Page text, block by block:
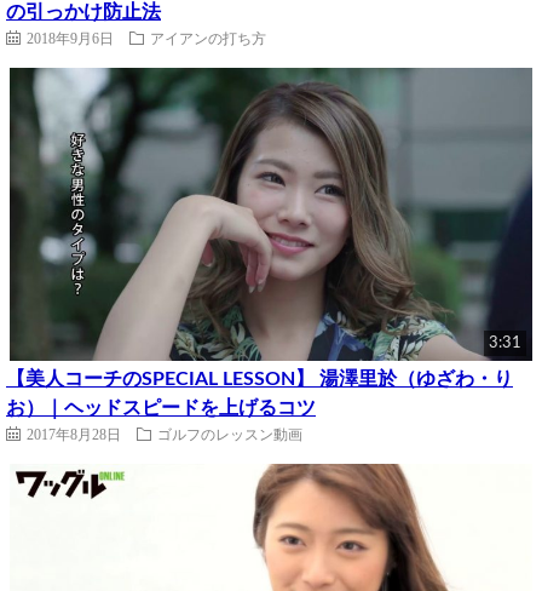
の引っかけ防止法
2018年9月6日 アイアンの打ち方
3:31
【美人コーチのSPECIAL LESSON】 湯澤里於（ゆざわ・り
お）｜ヘッドスピードを上げるコツ
2017年8月28日 ゴルフのレッスン動画